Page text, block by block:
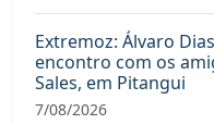
Extremoz: Álvaro
encontro com os
Sales, em Pitangui
7/08/2026